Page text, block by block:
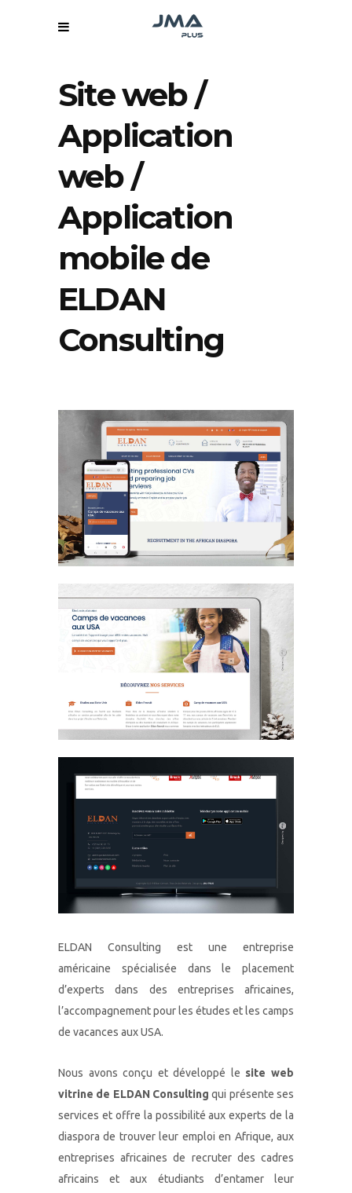
Site web /
Application
web /
Application
mobile de
ELDAN
Consulting
ELDAN Consulting est une entreprise
américaine spécialisée dans le placement
d’experts dans des entreprises africaines,
l’accompagnement pour les études et les camps
de vacances aux USA.
Nous avons conçu et développé le site web
vitrine de ELDAN Consulting qui présente ses
services et offre la possibilité aux experts de la
diaspora de trouver leur emploi en Afrique, aux
entreprises africaines de recruter des cadres
africains et aux étudiants d’entamer leur